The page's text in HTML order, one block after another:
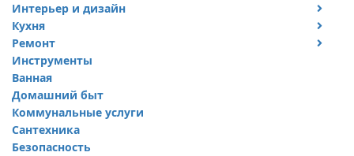
Интерьер и дизайн
Дизайн дачи
Дизайн квартиры
Кухня
Посуда
Ремонт
Ремонт дачи
Ремонт квартиры
Инструменты
Ванная
Домашний быт
Коммунальные услуги
Сантехника
Безопасность